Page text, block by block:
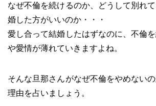
なぜ不倫を続けるのか、どうして別れ
婚した方がいいのか・・・
愛し合って結婚したはずなのに、不倫
や愛情が薄れていきますよね。
そんな旦那さんがなぜ不倫をやめない
理由を占いましょう。